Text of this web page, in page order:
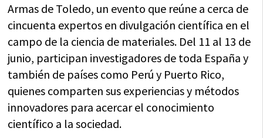
Armas de Toledo, un evento que reúne a cerca de
cincuenta expertos en divulgación científica en el
campo de la ciencia de materiales. Del 11 al 13 de
junio, participan investigadores de toda España y
también de países como Perú y Puerto Rico,
quienes comparten sus experiencias y métodos
innovadores para acercar el conocimiento
científico a la sociedad.